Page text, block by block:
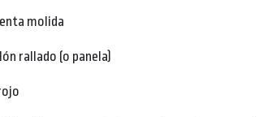
molida
rallado (o panela)